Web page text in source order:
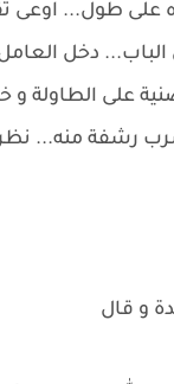
على طول... اوعى
دخل
على الطاولة
رشفة منه... نظر
و قال